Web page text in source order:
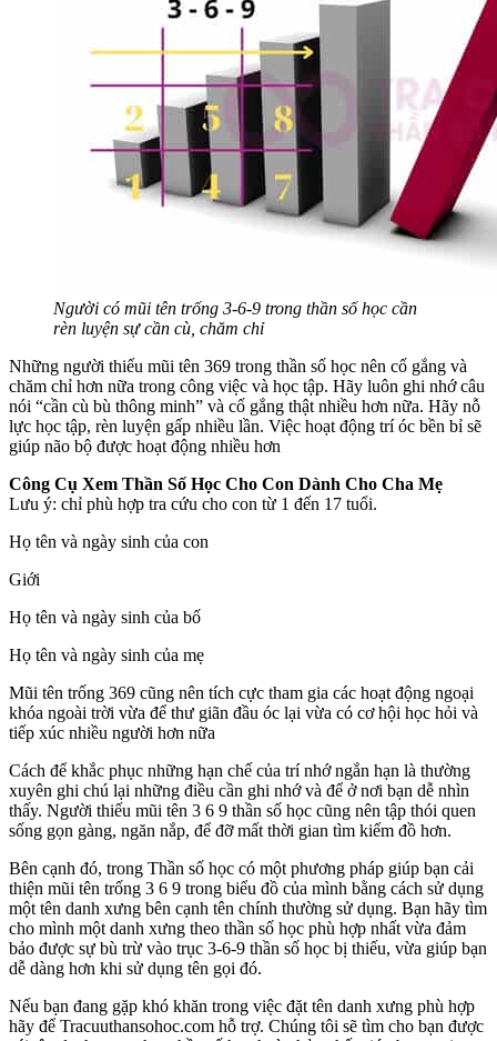
Người có mũi tên trống 3-6-9 trong thần số học cần
rèn luyện sự cần cù, chăm chỉ
Những người thiếu mũi tên 369 trong thần số học nên cố gắng và
chăm chỉ hơn nữa trong công việc và học tập. Hãy luôn ghi nhớ câu
nói “cần cù bù thông minh” và cố gắng thật nhiều hơn nữa. Hãy nỗ
lực học tập, rèn luyện gấp nhiều lần. Việc hoạt động trí óc bền bỉ sẽ
giúp não bộ được hoạt động nhiều hơn
Công Cụ Xem Thần Số Học Cho Con Dành Cho Cha Mẹ
Lưu ý: chỉ phù hợp tra cứu cho con từ 1 đến 17 tuổi.
Họ tên và ngày sinh của con
Giới
Họ tên và ngày sinh của bố
Họ tên và ngày sinh của mẹ
Mũi tên trống 369 cũng nên tích cực tham gia các hoạt động ngoại
khóa ngoài trời vừa để thư giãn đầu óc lại vừa có cơ hội học hỏi và
tiếp xúc nhiều người hơn nữa
Cách để khắc phục những hạn chế của trí nhớ ngắn hạn là thường
xuyên ghi chú lại những điều cần ghi nhớ và để ở nơi bạn dễ nhìn
thấy. Người thiếu mũi tên 3 6 9 thần số học cũng nên tập thói quen
sống gọn gàng, ngăn nắp, để đỡ mất thời gian tìm kiếm đồ hơn.
Bên cạnh đó, trong Thần số học có một phương pháp giúp bạn cải
thiện mũi tên trống 3 6 9 trong biểu đồ của mình bằng cách sử dụng
một tên danh xưng bên cạnh tên chính thường sử dụng. Bạn hãy tìm
cho mình một danh xưng theo thần số học phù hợp nhất vừa đảm
bảo được sự bù trừ vào trục 3-6-9 thần số học bị thiếu, vừa giúp bạn
dễ dàng hơn khi sử dụng tên gọi đó.
Nếu bạn đang gặp khó khăn trong việc đặt tên danh xưng phù hợp
hãy để Tracuuthansohoc.com hỗ trợ. Chúng tôi sẽ tìm cho bạn được